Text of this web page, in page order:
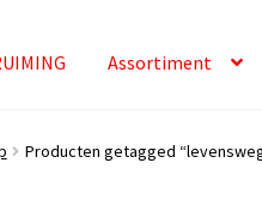
Assortiment
Producten getagged